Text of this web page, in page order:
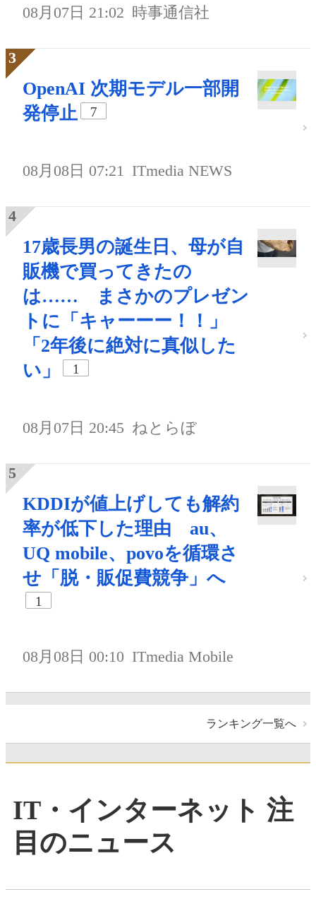
08月07日 21:02 時事通信社
OpenAI 次期モデル一部開
発停止
7
08月08日 07:21 ITmedia NEWS
17歳長男の誕生日、母が自
販機で買ってきたの
は…… まさかのプレゼン
トに「キャーーー！！」
「2年後に絶対に真似した
い」
1
08月07日 20:45 ねとらぼ
KDDIが値上げしても解約
率が低下した理由 au、
UQ mobile、povoを循環さ
せ「脱・販促費競争」へ
1
08月08日 00:10 ITmedia Mobile
ランキング一覧へ
IT・インターネット 注
目のニュース